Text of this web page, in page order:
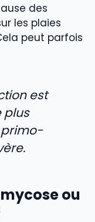
des
les plaies
peut parfois
est
plus
primo-
ou